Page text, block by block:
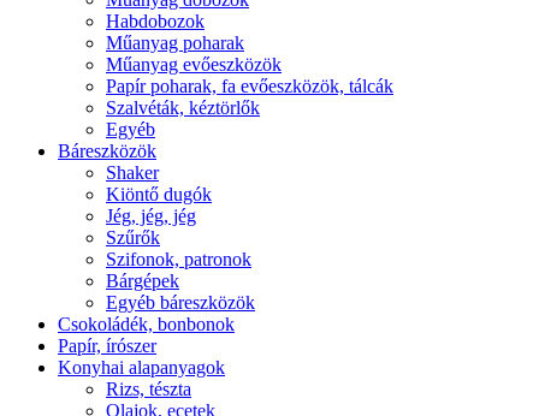
Habdobozok
Műanyag poharak
Műanyag evőeszközök
Papír poharak, fa evőeszközök, tálcák
Szalvéták, kéztörlők
Egyéb
Báreszközök
Shaker
Kiöntő dugók
Jég, jég, jég
Szűrők
Szifonok, patronok
Bárgépek
Egyéb báreszközök
Csokoládék, bonbonok
Papír, írószer
Konyhai alapanyagok
Rizs, tészta
Olajok, ecetek